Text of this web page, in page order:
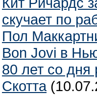
скучает по
Пол
Bon Jovi в
80 лет со
Скотта